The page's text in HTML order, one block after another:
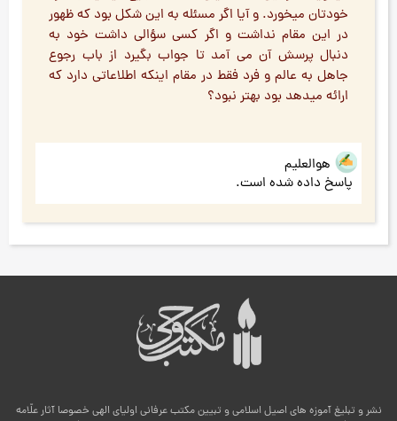
خودتان میخورد. و آیا اگر مسئله به این شکل بود که ظهور
در این مقام نداشت و اگر کسی سؤالی داشت خود به
دنبال پرسش آن می آمد تا جواب بگیرد از باب رجوع
جاهل به عالم و فرد فقط در مقام اینکه اطلاعاتی دارد که
ارائه میدهد بود بهتر نبود؟
هوالعلیم
پاسخ داده شده است.
نشر و تبلیغ آموزه های اصیل اسلامی و تبیین مکتب عرفانی اولیای الهی خصوصا آثار علّامه